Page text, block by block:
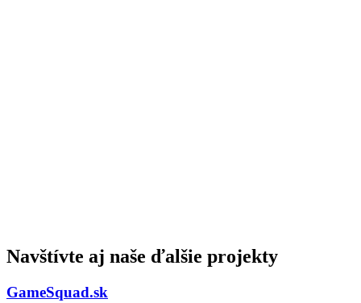
Navštívte aj naše ďalšie projekty
GameSquad.sk